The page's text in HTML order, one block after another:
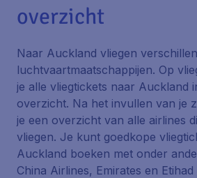
overzicht
Naar Auckland vliegen
luchtvaartmaatschappijen. Op
je alle vliegtickets naar Auckland
overzicht. Na het invullen van je
je een overzicht van alle airlines
vliegen. Je kunt goedkope
Auckland boeken met onder
China Airlines, Emirates en